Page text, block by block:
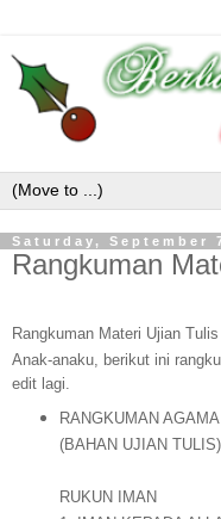
Saturday, September
Rangkuman
Rangkuman Materi Ujian
Anak-anaku, berikut ini
edit lagi.
RANGKUMAN
(BAHAN UJIAN TULIS)
RUKUN IMAN